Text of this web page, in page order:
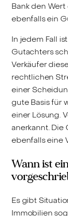
Bank den
ebenfalls ein
In jedem Fall
Gutachters
Verkäufer
rechtlichen
einer
gute Basis für
einer Lösung.
anerkannt.
ebenfalls eine
Wann ist
Es gibt
Immobilien